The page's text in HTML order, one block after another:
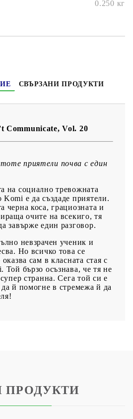
Shounen
0.250 кг
СВЪРЗАНИ ПРОДУКТИ
Communicate, Vol. 20
приятели почва с един
на социално тревожната
Komi е да създаде приятели.
черна коса, грациозната и
очите на всекиго, тя
завърже един разговор.
невзрачен ученик и
Но всичко това се
сам в класната стая с
Той бързо осъзнава, че тя не
странна. Сега той си е
й помогне в стремежа й да
ПРОДУКТИ